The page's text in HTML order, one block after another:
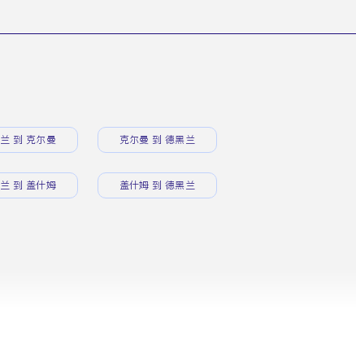
到 克尔曼 克尔曼 到 德黑兰
到 盖什姆 盖什姆 到 德黑兰